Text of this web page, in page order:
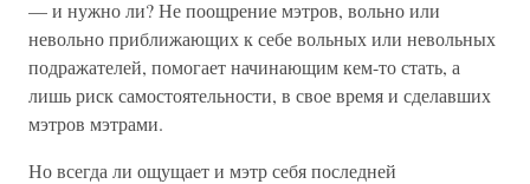
— и нужно ли? Не поощрение мэтров, вольно или
невольно приближающих к себе вольных или невольных
подражателей, помогает начинающим кем-то стать, а
лишь риск самостоятельности, в свое время и сделавших
мэтров мэтрами.
Но всегда ли ощущает и мэтр себя последней